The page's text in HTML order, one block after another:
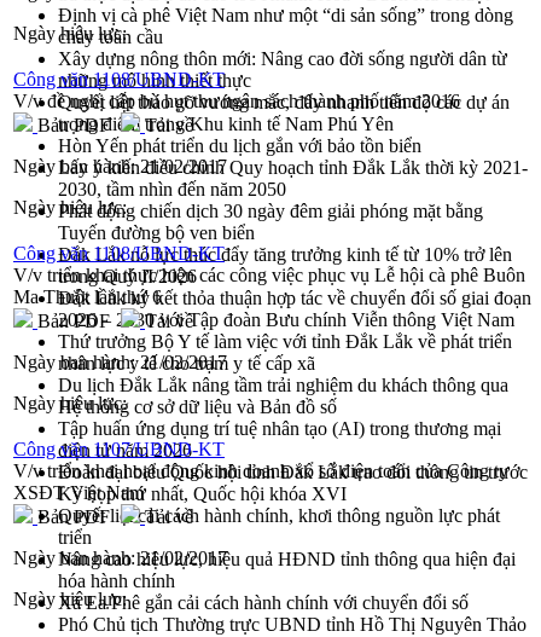
Định vị cà phê Việt Nam như một “di sản sống” trong dòng
chảy toàn cầu
Xây dựng nông thôn mới: Nâng cao đời sống người dân từ
những mô hình thiết thực
Quyết liệt tháo gỡ vướng mắc, đẩy nhanh tiến độ các dự án
trọng điểm trong Khu kinh tế Nam Phú Yên
Hòn Yến phát triển du lịch gắn với bảo tồn biển
Lấy ý kiến điều chỉnh Quy hoạch tỉnh Đắk Lắk thời kỳ 2021-
2030, tầm nhìn đến năm 2050
Phát động chiến dịch 30 ngày đêm giải phóng mặt bằng
Tuyến đường bộ ven biển
Đắk Lắk nỗ lực thúc đẩy tăng trưởng kinh tế từ 10% trở lên
trong Quý II/2026
Đắk Lắk ký kết thỏa thuận hợp tác về chuyển đổi số giai đoạn
2026 – 2030 với Tập đoàn Bưu chính Viễn thông Việt Nam
Thứ trưởng Bộ Y tế làm việc với tỉnh Đắk Lắk về phát triển
nhân lực y tế cho trạm y tế cấp xã
Du lịch Đắk Lắk nâng tầm trải nghiệm du khách thông qua
Hệ thống cơ sở dữ liệu và Bản đồ số
Tập huấn ứng dụng trí tuệ nhân tạo (AI) trong thương mại
điện tử năm 2026
Đoàn đại biểu Quốc hội tỉnh Đắk Lắk trao đổi thông tin trước
Kỳ họp thứ nhất, Quốc hội khóa XVI
Quyết liệt cải cách hành chính, khơi thông nguồn lực phát
triển
Nâng cao hiệu lực, hiệu quả HĐND tỉnh thông qua hiện đại
hóa hành chính
Xã Ea Phê gắn cải cách hành chính với chuyển đổi số
Phó Chủ tịch Thường trực UBND tỉnh Hồ Thị Nguyên Thảo
Ngày hiệu lực:
Công văn 1108/UBND-KT
V/v đề nghị cấp bù hụt thu ngân sách thành phố năm 2016
Bản PDF
Tải về
Ngày ban hành:21/02/2017
Ngày hiệu lực:
Công văn 1108/UBND-KT
V/v triển khai thực hiện các công việc phục vụ Lễ hội cà phê Buôn
Ma Thuột lần thứ 6
Bản PDF
Tải về
Ngày ban hành:21/02/2017
Ngày hiệu lực:
Công văn 1107/UBND-KT
V/v triển khai hoạt động kinh doanh xổ số điện toán của Công ty
XSĐT Việt Nam
Bản PDF
Tải về
Ngày ban hành:21/02/2017
Ngày hiệu lực: